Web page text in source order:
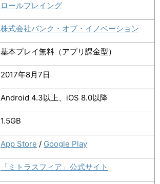
ロールプレイング
株式会社バンク・オブ・イノベーション
基本プレイ無料（アプリ課金型）
2017年8月7日
Android 4.3以上、iOS 8.0以降
1.5GB
App Store / Google Play
「ミトラスフィア」公式サイト